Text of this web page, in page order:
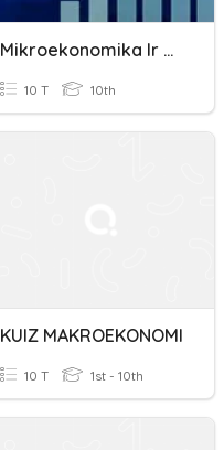
Mikroekonomika Ir Makroekonomika
10 T 10th
KUIZ MAKROEKONOMI
10 T 1st - 10th